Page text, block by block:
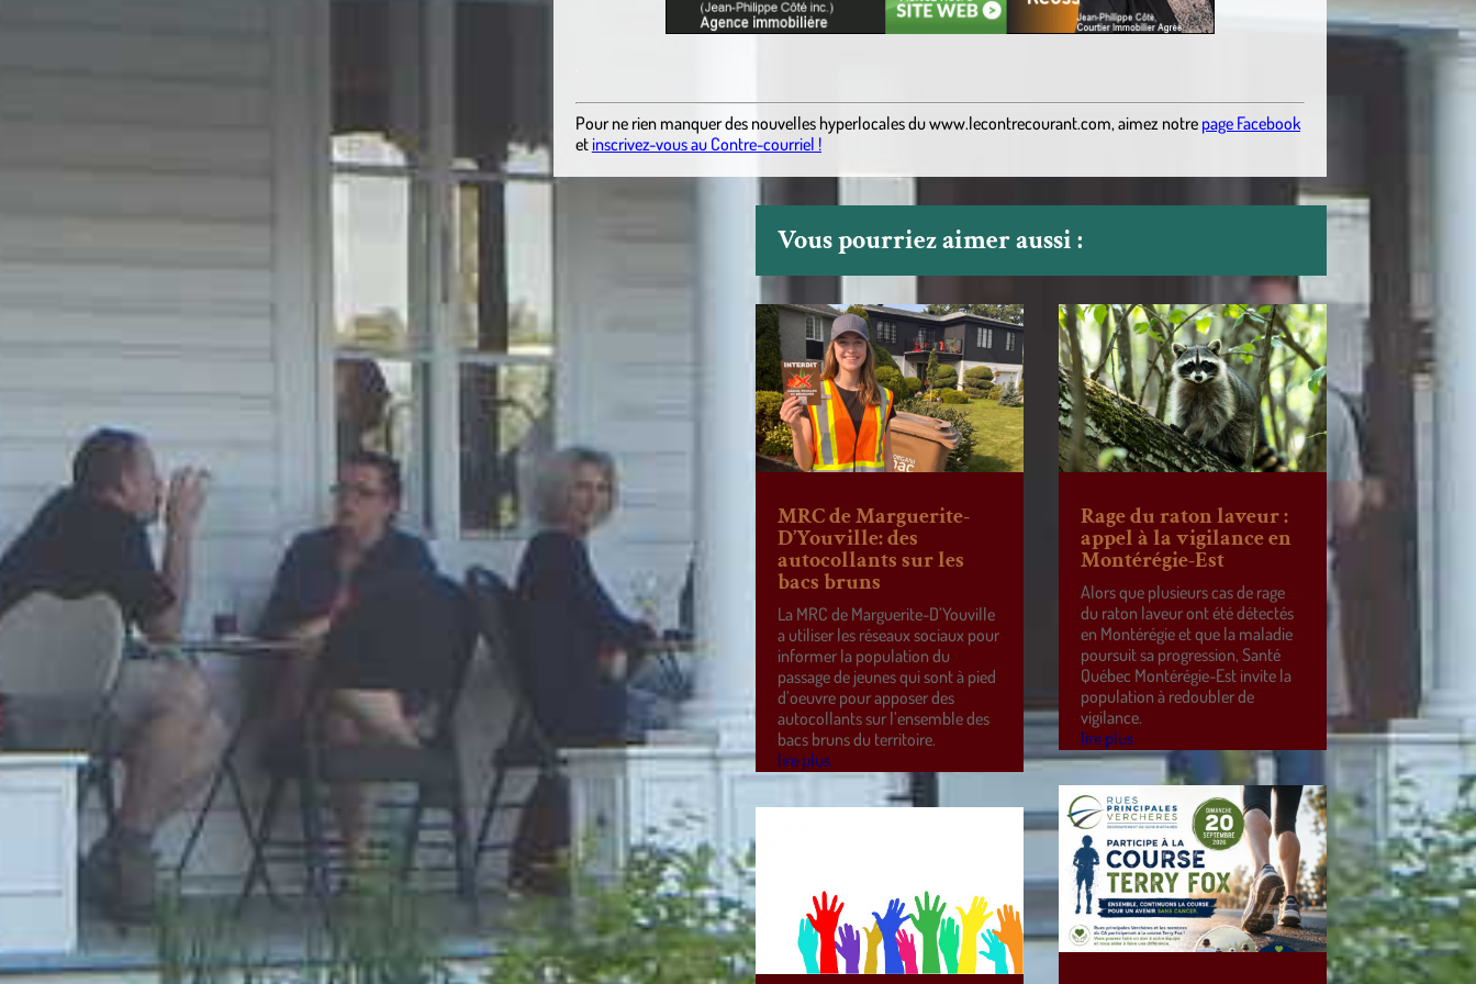
Pour ne rien manquer des nouvelles hyperlocalesduwww.lecontrecourant.com,aimez notre page Facebook
etinscrivez-vous au Contre-courriel !
Vous pourriez aimer aussi :
MRC de Marguerite-
D’Youville: des
autocollants sur les
bacs bruns
La MRC de Marguerite-D’Youville
a utiliser les réseaux sociaux pour
informer la population du
passage de jeunes qui sont à pied
d’oeuvre pour apposer des
autocollants sur l’ensemble des
bacs bruns du territoire.
lire plus
Rage du raton laveur :
appel à la vigilance en
Montérégie-Est
Alors que plusieurs cas de rage
du raton laveur ont été détectés
en Montérégie et que la maladie
poursuit sa progression, Santé
Québec Montérégie-Est invite la
population à redoubler de
vigilance.
lire plus